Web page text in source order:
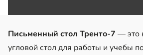
Письменный стол Тренто-7 — это
угловой стол для работы и учебы